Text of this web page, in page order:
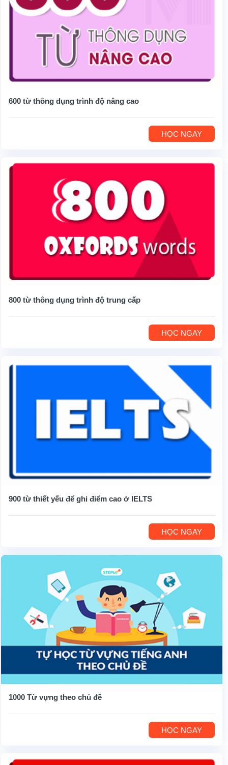
600 từ thông dụng trình độ nâng cao
HỌC NGAY
800 từ thông dụng trình độ trung cấp
HỌC NGAY
900 từ thiết yếu để ghi điểm cao ở IELTS
HỌC NGAY
1000 Từ vựng theo chủ đề
HỌC NGAY